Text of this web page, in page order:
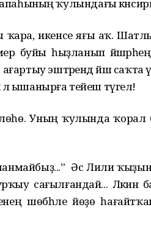
апаһының ҡулындағы
икенсе яғы аҡ.
буйы һыҙланып
ағартыу эштәрендә йәш
лә ышанырға тейеш түгел!
Уның ҡулында ҡорал
Әсә Лилиә ҡыҙына
сағылғандай... Ләкин
шөбһәле йөҙө